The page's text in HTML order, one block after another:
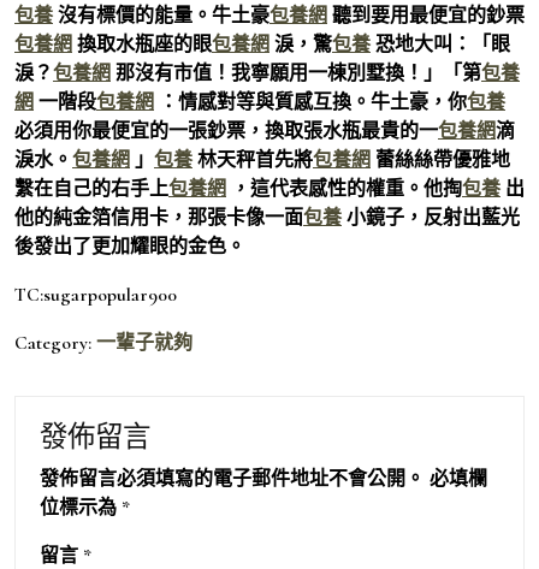
包養 沒有標價的能量。牛土豪包養網 聽到要用最便宜的鈔票
包養網 換取水瓶座的眼包養網 淚，驚包養 恐地大叫：「眼
淚？包養網 那沒有市值！我寧願用一棟別墅換！」「第包養
網 一階段包養網 ：情感對等與質感互換。牛土豪，你包養
必須用你最便宜的一張鈔票，換取張水瓶最貴的一包養網滴
淚水。 包養網 」 包養 林天秤首先將包養網 蕾絲絲帶優雅地
繫在自己的右手上包養網 ，這代表感性的權重。他掏包養 出
他的純金箔信用卡，那張卡像一面包養 小鏡子，反射出藍光
後發出了更加耀眼的金色。
TC:sugarpopular900
Category: 一輩子就夠
發佈留言
發佈留言必須填寫的電子郵件地址不會公開。 必填欄
位標示為 *
留言 *